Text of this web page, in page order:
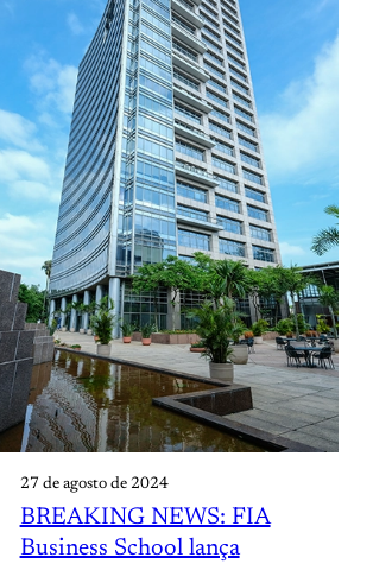
27 de agosto de 2024
BREAKING NEWS: FIA
Business School lança